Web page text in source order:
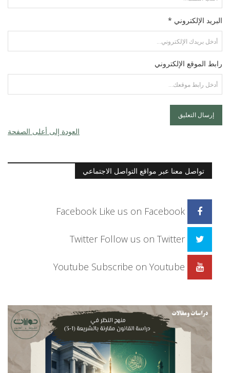
البريد الإلكتروني *
رابط الموقع الإلكتروني
العودة إلى أعلى الصفحة
تواصل معنا عبر مواقع التواصل الاجتماعي
Facebook Like us on Facebook
Twitter Follow us on Twitter
Youtube Subscribe on Youtube